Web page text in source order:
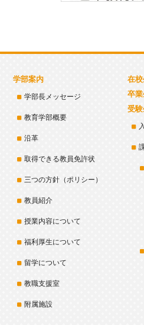
学部案内
学部長メッセージ
教育学部概要
沿革
取得できる教員免許状
三つの方針（ポリシー）
教員紹介
授業内容について
福利厚生について
留学について
教職支援室
附属施設
在
卒
受